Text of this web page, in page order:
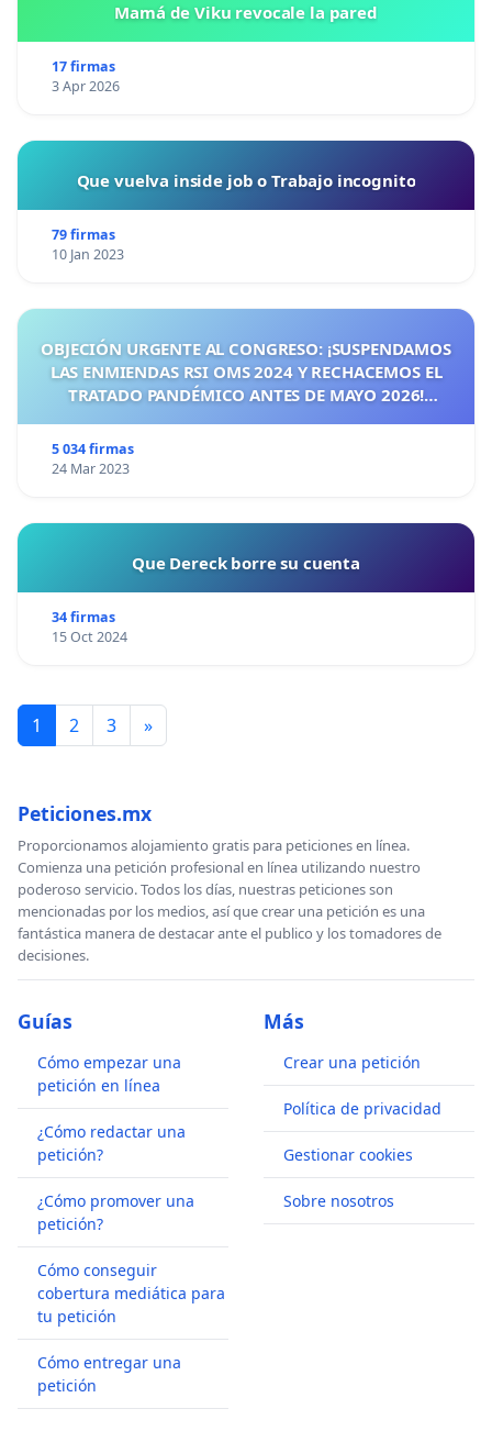
Mamá de Viku revocale la pared
17 firmas
3 Apr 2026
Que vuelva inside job o Trabajo incognito
79 firmas
10 Jan 2023
OBJECIÓN URGENTE AL CONGRESO: ¡SUSPENDAMOS
LAS ENMIENDAS RSI OMS 2024 Y RECHACEMOS EL
TRATADO PANDÉMICO ANTES DE MAYO 2026!
5 034 firmas
24 Mar 2023
Que Dereck borre su cuenta
34 firmas
15 Oct 2024
1 2 3 »
Peticiones.mx
Proporcionamos alojamiento gratis para peticiones en línea.
Comienza una petición profesional en línea utilizando nuestro
poderoso servicio. Todos los días, nuestras peticiones son
mencionadas por los medios, así que crear una petición es una
fantástica manera de destacar ante el publico y los tomadores de
decisiones.
Guías
Cómo empezar una
petición en línea
¿Cómo redactar una
petición?
¿Cómo promover una
petición?
Cómo conseguir
cobertura mediática para
tu petición
Cómo entregar una
petición
Más
Crear una petición
Política de privacidad
Gestionar cookies
Sobre nosotros